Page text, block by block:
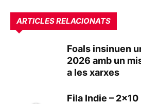
ARTICLES RELACIONATS
Foals insinuen
2026 amb un
a les xarxes
Fila Indie – 2×10